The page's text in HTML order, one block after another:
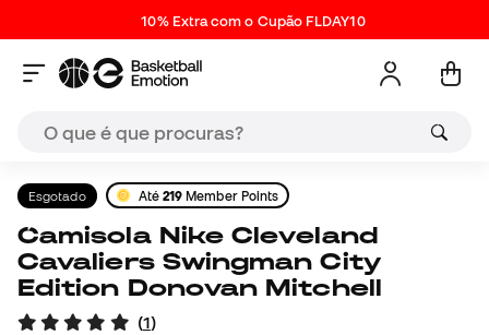
10% Extra com o Cupão FLDAY10
Esgotado Até 219 Member Points
Camisola Nike Cleveland
Cavaliers Swingman City
Edition Donovan Mitchell
(1)